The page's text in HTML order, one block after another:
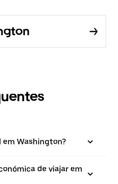
em Washington?
de viajar em